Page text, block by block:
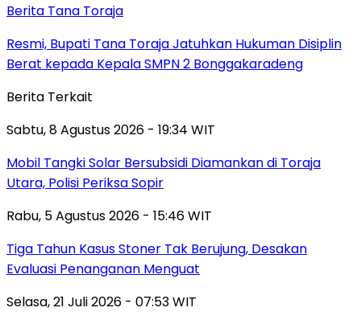
Berita Tana Toraja
Resmi, Bupati Tana Toraja Jatuhkan Hukuman Disiplin
Berat kepada Kepala SMPN 2 Bonggakaradeng
Berita Terkait
Sabtu, 8 Agustus 2026 - 19:34 WIT
Mobil Tangki Solar Bersubsidi Diamankan di Toraja
Utara, Polisi Periksa Sopir
Rabu, 5 Agustus 2026 - 15:46 WIT
Tiga Tahun Kasus Stoner Tak Berujung, Desakan
Evaluasi Penanganan Menguat
Selasa, 21 Juli 2026 - 07:53 WIT